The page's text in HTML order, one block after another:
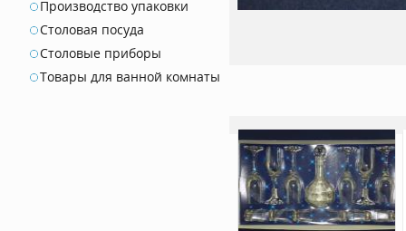
Производство упаковки
Столовая посуда
Столовые приборы
Товары для ванной комнаты